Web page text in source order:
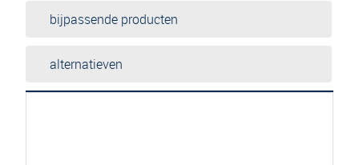
bijpassende producten
alternatieven